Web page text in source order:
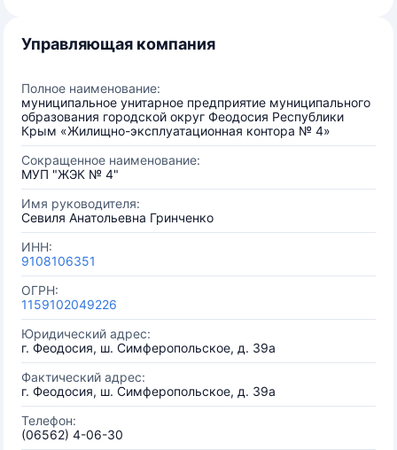
Управляющая компания
Полное наименование:
муниципальное унитарное предприятие муниципального
образования городской округ Феодосия Республики
Крым «Жилищно-эксплуатационная контора № 4»
Сокращенное наименование:
МУП "ЖЭК № 4"
Имя руководителя:
Севиля Анатольевна Гринченко
ИНН:
9108106351
ОГРН:
1159102049226
Юридический адрес:
г. Феодосия, ш. Симферопольское, д. 39а
Фактический адрес:
г. Феодосия, ш. Симферопольское, д. 39а
Телефон:
(06562) 4-06-30